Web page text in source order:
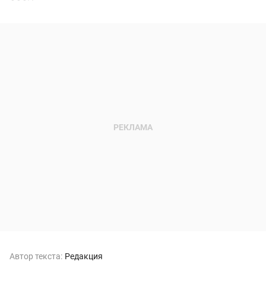
Автор текста: Редакция